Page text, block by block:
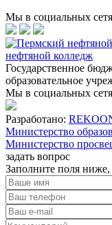
Мы в социальных
нефтяной колледж
Государственное
образовательное
Мы в социальных
Разработано:
Министерство
Министерство
задать вопрос
Заполните поля